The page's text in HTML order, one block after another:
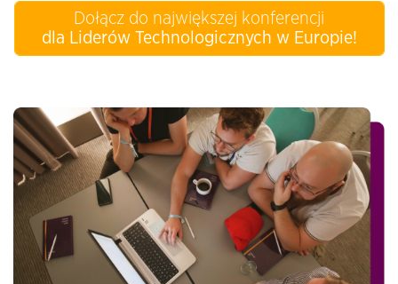
Dołącz do największej konferencji
dla Liderów Technologicznych w Europie!